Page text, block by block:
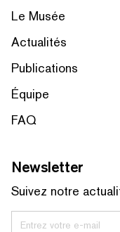
Le Musée
Actualités
Publications
Équipe
FAQ
Newsletter
Suivez notre
Entrez votre e-mail